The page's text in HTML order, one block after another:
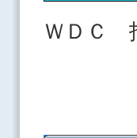
ＷＤＣ